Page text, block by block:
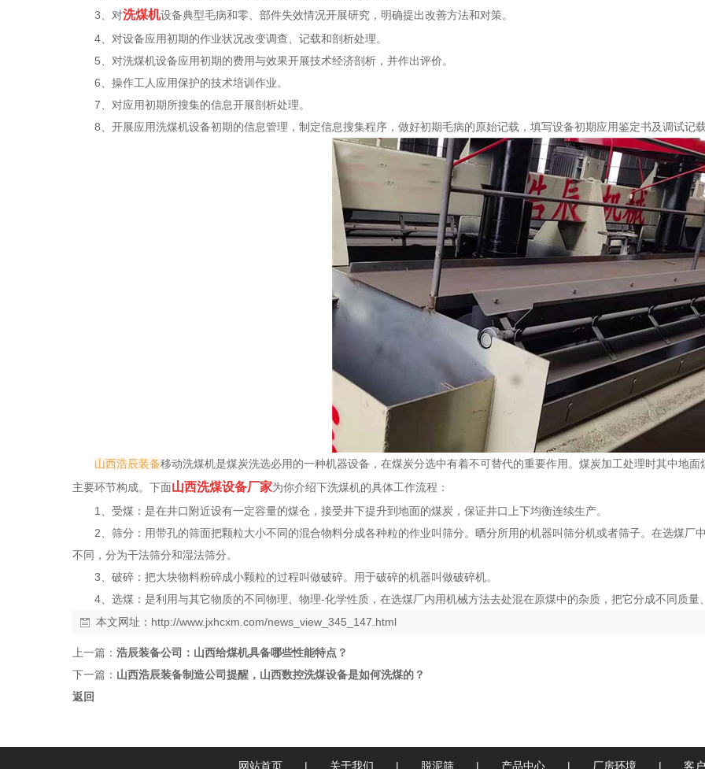
3、对洗煤机设备典型毛病和零、部件失效情况开展研究，明确提出改善方法和对策。
4、对设备应用初期的作业状况改变调查、记载和剖析处理。
5、对洗煤机设备应用初期的费用与效果开展技术经济剖析，并作出评价。
6、操作工人应用保护的技术培训作业。
7、对应用初期所搜集的信息开展剖析处理。
8、开展应用洗煤机设备初期的信息管理，制定信息搜集程序，做好初期毛病的原始记载，填写设备初期应用鉴定书及调试记
山西浩辰装备移动洗煤机是煤炭洗选必用的一种机器设备，在煤炭分选中有着不可替代的重要作用。煤炭加工处理时其中地
主要环节构成。下面山西洗煤设备厂家为你介绍下洗煤机的具体工作流程：
1、受煤：是在井口附近设有一定容量的煤仓，接受井下提升到地面的煤炭，保证井口上下均衡连续生产。
2、筛分：用带孔的筛面把颗粒大小不同的混合物料分成各种粒的作业叫筛分。晒分所用的机器叫筛分机或者筛子。在选煤厂
不同，分为干法筛分和湿法筛分。
3、破碎：把大块物料粉碎成小颗粒的过程叫做破碎。用于破碎的机器叫做破碎机。
4、选煤：是利用与其它物质的不同物理、物理-化学性质，在选煤厂内用机械方法去处混在原煤中的杂质，把它分成不同质
本文网址： http://www.jxhcxm.com/news_view_345_147.html
上一篇： 浩辰装备公司：山西给煤机具备哪些性能特点？
下一篇： 山西浩辰装备制造公司提醒，山西数控洗煤设备是如何洗煤的？
返回
网站首页 | 关于我们 | 脱泥筛 | 产品中心 | 厂房环境 | 客